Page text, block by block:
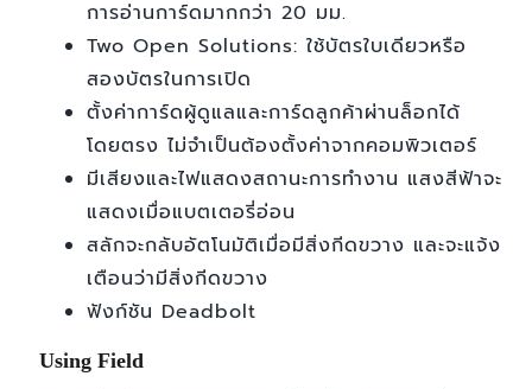
การอ่านการ์ดมากกว่า 20 มม.
Two Open Solutions: ใช้บัตรใบเดียวหรือ
สองบัตรในการเปิด
ตั้งค่าการ์ดผู้ดูแลและการ์ดลูกค้าผ่านล็อกได้
โดยตรง ไม่จำเป็นต้องตั้งค่าจากคอมพิวเตอร์
มีเสียงและไฟแสดงสถานะการทำงาน แสงสีฟ้าจะ
แสดงเมื่อแบตเตอรี่อ่อน
สลักจะกลับอัตโนมัติเมื่อมีสิ่งกีดขวาง และจะแจ้ง
เตือนว่ามีสิ่งกีดขวาง
ฟังก์ชัน Deadbolt
Using Field